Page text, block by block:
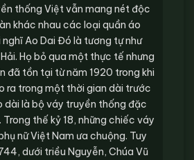
thống Việt vẫn mang nét độc
khác nhau các loại quần áo
Ao Dai Đó là tương tự như
Họ bỏ qua một thực tế nhưng
đã tồn tại từ năm 1920 trong khi
ra trong một thời gian dài trước
dài là bộ váy truyền thống đặc
thế kỷ 18, những chiếc váy
nữ Việt Nam ưa chuộng. Tuy
dưới triều Nguyễn, Chúa Vũ